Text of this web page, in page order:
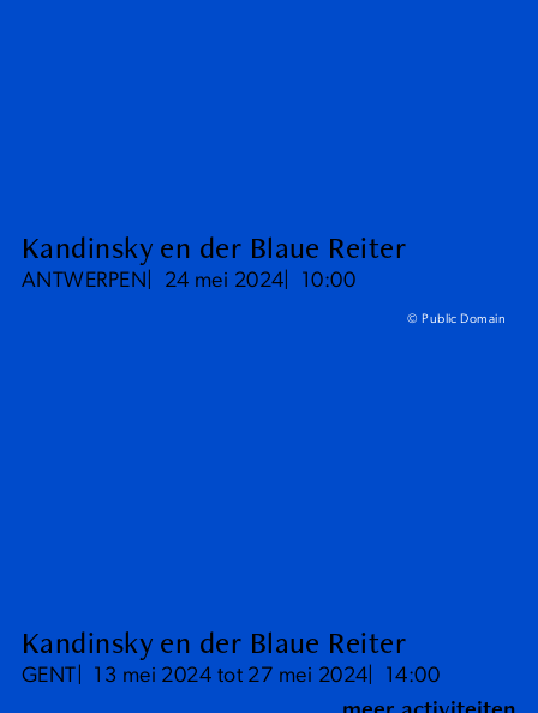
Kandinsky en der Blaue Reiter
ANTWERPEN 24 mei 2024 10:00
© Public Domain
Kandinsky en der Blaue Reiter
GENT 13 mei 2024 tot 27 mei 2024 14:00